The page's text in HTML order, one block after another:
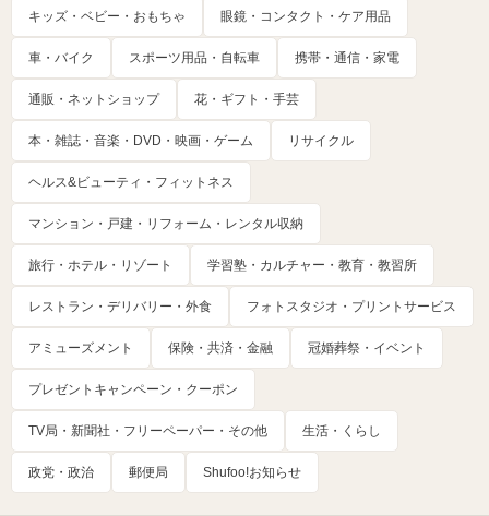
キッズ・ベビー・おもちゃ 眼鏡・コンタクト・ケア用品
車・バイク スポーツ用品・自転車 携帯・通信・家電
通販・ネットショップ 花・ギフト・手芸
本・雑誌・音楽・DVD・映画・ゲーム リサイクル
ヘルス&ビューティ・フィットネス
マンション・戸建・リフォーム・レンタル収納
旅行・ホテル・リゾート 学習塾・カルチャー・教育・教習所
レストラン・デリバリー・外食 フォトスタジオ・プリントサービス
アミューズメント 保険・共済・金融 冠婚葬祭・イベント
プレゼントキャンペーン・クーポン
TV局・新聞社・フリーペーパー・その他 生活・くらし
政党・政治 郵便局 Shufoo!お知らせ